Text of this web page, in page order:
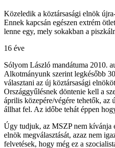
Közeledik a köztársasági elnök
Ennek kapcsán egészen extrém
lenne egy, mely sokakban a
16 éve
Sólyom László mandátuma 2010.
Alkotmányunk szerint legkésőbb
választani az új köztársasági
Országgyűlésnek döntenie kell a
április közepére/végére tehetők, az
állhat fel. Az időbe tehát éppen
Úgy tudjuk, az MSZP nem kívánja
elnök megválasztását, azaz nem
felvetések, hogy még ez a